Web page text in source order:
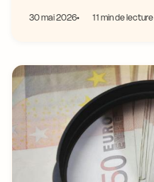
30 mai 2026 11 min de lecture